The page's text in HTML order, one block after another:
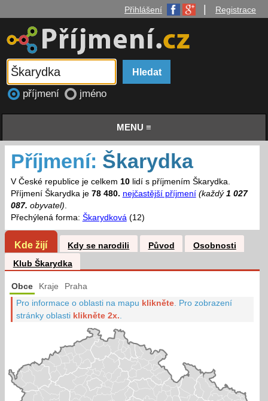
Přihlášení Registrace
příjmení jméno
MENU ≡
Příjmení: Škarydka
V České republice je celkem 10lidí s příjmením Škarydka.
Příjmení Škarydka je 78 480. nejčastější příjmení (každý 1 027
087. obyvatel).
Přechýlená forma: Škarydková(12)
Kde žijí Kdy se narodili Původ
Osobnosti
Klub Škarydka
Obce Kraje Praha
Pro informace o oblasti na mapu klikněte Pro zobrazení
stránky oblasti klikněte 2x.